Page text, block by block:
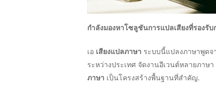
กำลังมองหาโซลูชันการแปลเสียงที่รองรั
เอ เสียงแปลภาษา ระบบนี้แปลงภาษาพูดจ
ระหว่างประเทศ จัดงานอีเวนต์หลายภา
ภาษา เป็นโครงสร้างพื้นฐานที่สำคัญ.